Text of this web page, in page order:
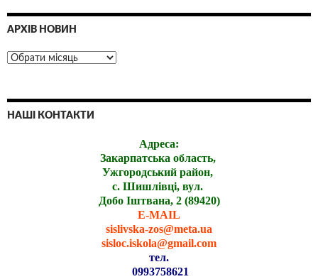
АРХІВ НОВИН
НАШІ КОНТАКТИ
Адреса:
Закарпатська область,
Ужгородський район,
с. Шишлівці, вул.
Добо Іштвана, 2 (89420)
E-MAIL
sislivska-zos@meta.ua
sisloc.iskola@gmail.com
тел.
0993758621